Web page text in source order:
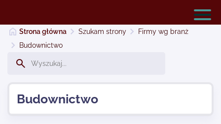
Strona główna Szukam strony
Firmy wg branż
Budownictwo
Budownictwo